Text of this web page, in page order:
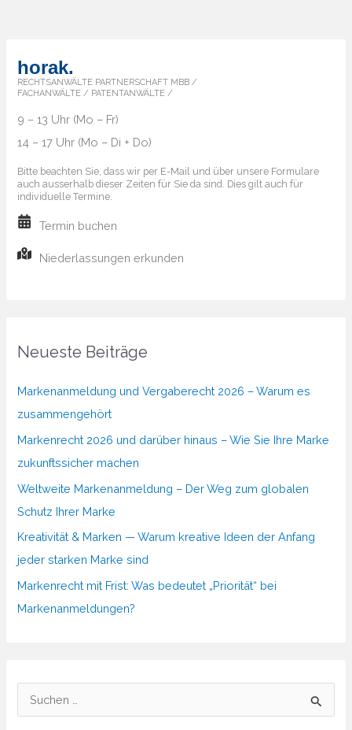
horak.
RECHTSANWÄLTE PARTNERSCHAFT MBB /
FACHANWÄLTE / PATENTANWÄLTE /
9 – 13 Uhr (Mo – Fr)
14 – 17 Uhr (Mo – Di + Do)
Bitte beachten Sie, dass wir per E-Mail und über unsere Formulare
auch ausserhalb dieser Zeiten für Sie da sind. Dies gilt auch für
individuelle Termine.
Termin buchen
Niederlassungen erkunden
Neueste Beiträge
Markenanmeldung und Vergaberecht 2026 – Warum es
zusammengehört
Markenrecht 2026 und darüber hinaus – Wie Sie Ihre Marke
zukunftssicher machen
Weltweite Markenanmeldung – Der Weg zum globalen
Schutz Ihrer Marke
Kreativität & Marken — Warum kreative Ideen der Anfang
jeder starken Marke sind
Markenrecht mit Frist: Was bedeutet „Priorität“ bei
Markenanmeldungen?
u